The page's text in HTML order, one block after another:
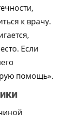
к врачу.
Если
помощь».